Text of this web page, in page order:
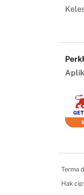
Terma
Hak